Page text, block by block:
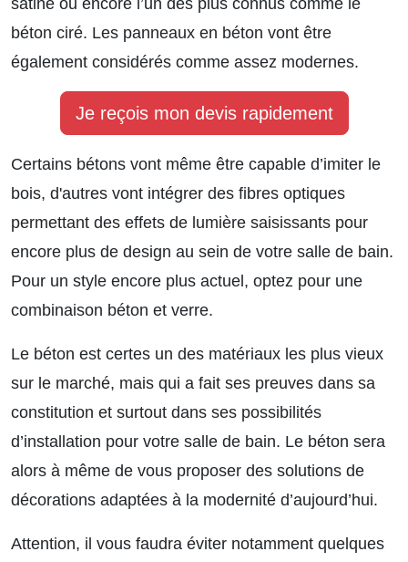
béton ciré. Les panneaux en béton vont être
également considérés comme assez modernes.
Je reçois mon devis rapidement
Certains bétons vont même être capable d’imiter le
bois, d'autres vont intégrer des fibres optiques
permettant des effets de lumière saisissants pour
encore plus de design au sein de votre salle de bain.
Pour un style encore plus actuel, optez pour une
combinaison béton et verre.
Le béton est certes un des matériaux les plus vieux
sur le marché, mais qui a fait ses preuves dans sa
constitution et surtout dans ses possibilités
d’installation pour votre salle de bain. Le béton sera
alors à même de vous proposer des solutions de
décorations adaptées à la modernité d’aujourd’hui.
Attention, il vous faudra éviter notamment quelques